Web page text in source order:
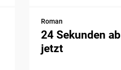
Roman
24 Sekunden ab
jetzt